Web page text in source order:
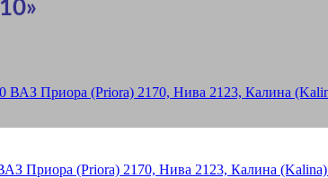
Приора (Priora) 2170, Нива 2123, Калина